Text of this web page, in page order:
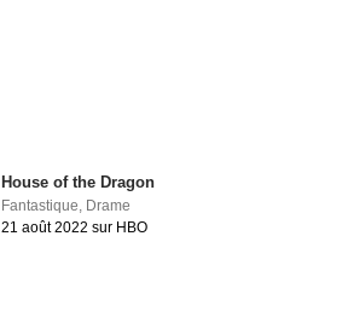
House of the Dragon
Fantastique Drame
21 août 2022 sur HBO